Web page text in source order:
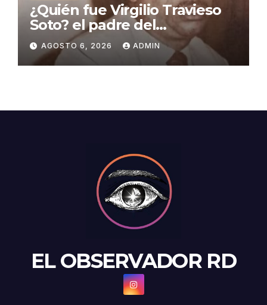
¿Quién fue Virgilio Travieso
Soto? el padre del
baloncesto dominicano
AGOSTO 6, 2026 ADMIN
EL OBSERVADOR RD